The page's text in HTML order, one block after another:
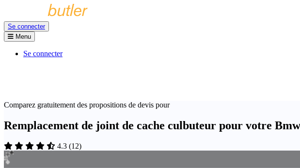
Se connecter
Menu
Se connecter
Comparez gratuitement des propositions de devis pour
Remplacement de joint de cache culbuteur pour votre
4.3 (12)